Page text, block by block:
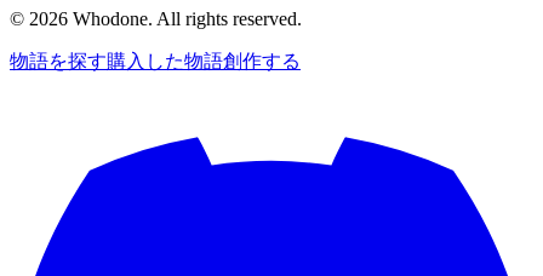
© 2026 Whodone. All rights reserved.
物語を探す購入した物語創作する